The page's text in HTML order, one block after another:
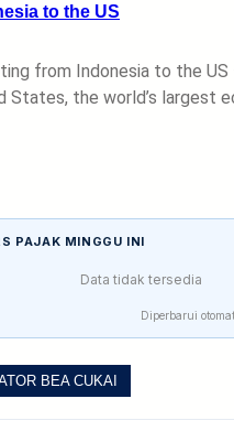
to the US
from Indonesia to the US
States, the world’s largest
PAJAK MINGGU INI
Data tidak tersedia
Diperbarui
BEA CUKAI